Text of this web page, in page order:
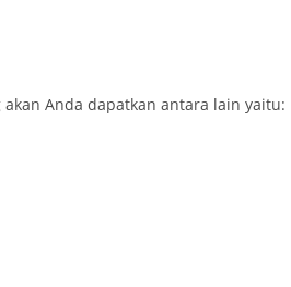
Anda dapatkan antara lain yaitu: